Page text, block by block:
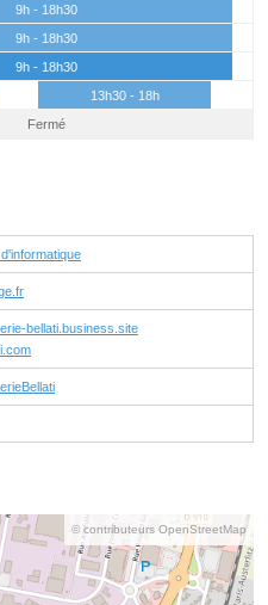
9h - 18h30
9h - 18h30
9h - 18h30
13h30 - 18h
Fermé
bellati.business.site
© contributeurs OpenStreetMap